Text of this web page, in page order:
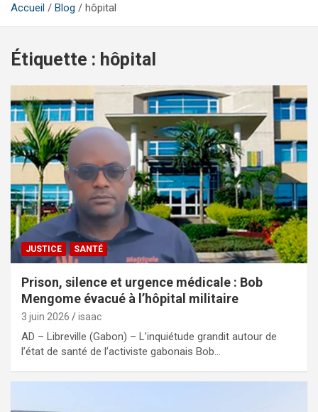
Accueil Blog hôpital
Étiquette : hôpital
JUSTICE SANTÉ
Prison, silence et urgence médicale : Bob
Mengome évacué à l’hôpital militaire
3 juin 2026 isaac
AD – Libreville (Gabon) – L’inquiétude grandit autour de
l’état de santé de l’activiste gabonais Bob…